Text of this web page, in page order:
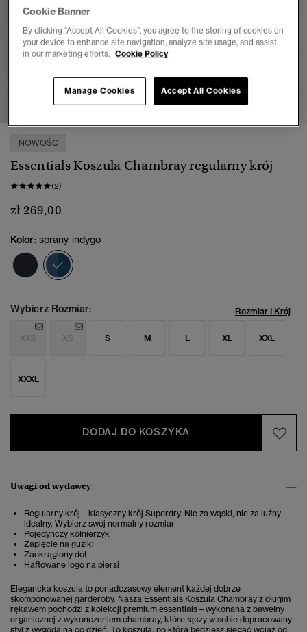
1 5
NOWOŚC
Essentials Koszula Chambray regularny krój
(2)
zł 269,00
Kolor: sprany indygo
Wybierz Rozmiar: Rozmiar I Krój
XXS XS S M L XL XXL
XXXL
DODAJ DO KOSZYKA
Uwagi od wydawcy
Regularny krój – klasyczny krój Superdry. Nie za wąski, nie za luźny –
idealny. Wybierz swój normalny rozmiar
Pojedynczy kołnierzyk
Zapięcie na guziki
Zaokrąglony dół
Haftowane logo na piersi
Elegancka koszula to ponadczasowy element każdej dobrze
skomponowanej garderoby. Nasza Essentials Koszula Chambray z długim
rękawem pochodzi z kolekcji premium essentials – wykonana z bawełny
organicznej z wykończeniem chambray, które łączy w sobie dopracowany
styl z wygodą na co dzień. To koszula, po którą będziesz sięgać wciąż od
Cookie Banner
By clicking “Accept All Cookies”, you agree to the storing of cookies on
your device to enhance site navigation, analyze site usage, and assist
in our marketing efforts. Cookie Policy
Accept All Cookies
Manage Cookies